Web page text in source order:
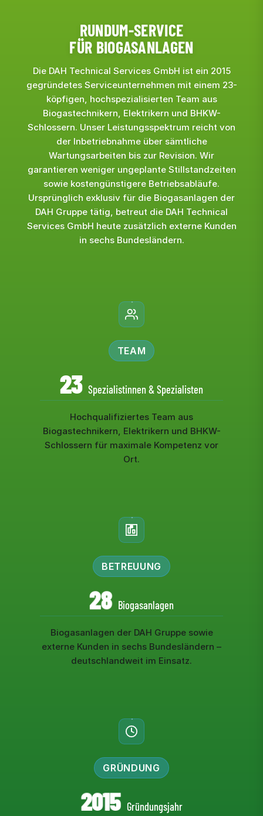
RUNDUM-SERVICE
FÜR BIOGASANLAGEN
Die DAH Technical Services GmbH ist ein 2015
gegründetes Serviceunternehmen mit einem 23-
köpfigen, hochspezialisierten Team aus
Biogastechnikern, Elektrikern und BHKW-
Schlossern. Unser Leistungsspektrum reicht von
der Inbetriebnahme über sämtliche
Wartungsarbeiten bis zur Revision. Wir
garantieren weniger ungeplante Stillstandzeiten
sowie kostengünstigere Betriebsabläufe.
Ursprünglich exklusiv für die Biogasanlagen der
DAH Gruppe tätig, betreut die DAH Technical
Services GmbH heute zusätzlich externe Kunden
in sechs Bundesländern.
TEAM
23 Spezialistinnen & Spezialisten
Hochqualifiziertes Team aus
Biogastechnikern, Elektrikern und BHKW-
Schlossern für maximale Kompetenz vor
Ort.
BETREUUNG
28 Biogasanlagen
Biogasanlagen der DAH Gruppe sowie
externe Kunden in sechs Bundesländern –
deutschlandweit im Einsatz.
GRÜNDUNG
2015 Gründungsjahr